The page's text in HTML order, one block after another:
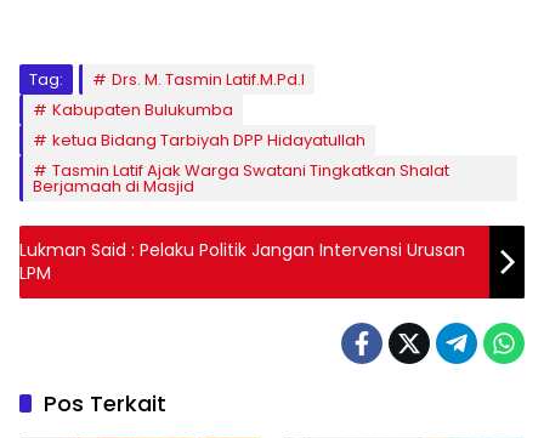
Tag:
Drs. M. Tasmin Latif.M.Pd.I
Kabupaten Bulukumba
ketua Bidang Tarbiyah DPP Hidayatullah
Tasmin Latif Ajak Warga Swatani Tingkatkan Shalat
Berjamaah di Masjid
Lukman Said : Pelaku Politik Jangan Intervensi Urusan
LPM
Pos Terkait